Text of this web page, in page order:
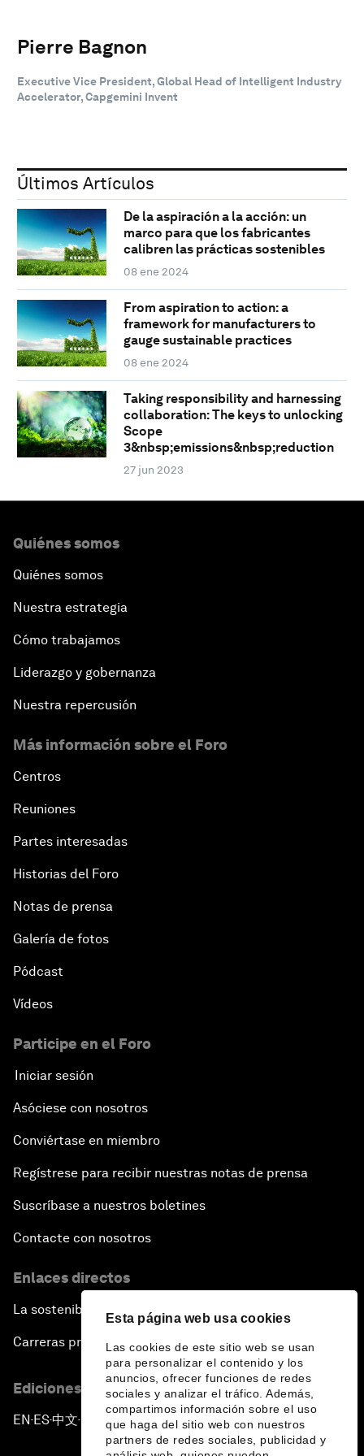
Esta página web usa cookies
Las cookies de este sitio web se usan
para personalizar el contenido y los
anuncios, ofrecer funciones de redes
sociales y analizar el tráfico. Además,
compartimos información sobre el uso
que haga del sitio web con nuestros
partners de redes sociales, publicidad y
Pierre Bagnon
Executive Vice President, Global Head of Intelligent Industry
Accelerator, Capgemini Invent
Últimos Artículos
De la aspiración a la acción: un
marco para que los fabricantes
calibren las prácticas sostenibles
08 ene 2024
From aspiration to action: a
framework for manufacturers to
gauge sustainable practices
08 ene 2024
Taking responsibility and harnessing
collaboration: The keys to unlocking
Scope
3&nbsp;emissions&nbsp;reduction
27 jun 2023
Quiénes somos
Quiénes somos
Nuestra estrategia
Cómo trabajamos
Liderazgo y gobernanza
Nuestra repercusión
Más información sobre el Foro
Centros
Reuniones
Partes interesadas
Historias del Foro
Notas de prensa
Galería de fotos
Pódcast
Vídeos
Participe en el Foro
Iniciar sesión
Asóciese con nosotros
Conviértase en miembro
Regístrese para recibir nuestras notas de prensa
Suscríbase a nuestros boletines
Contacte con nosotros
Enlaces directos
La sostenibilidad en el Foro
Carreras profesionales
Ediciones en otros idiomas
EN ▪ ES▪中文▪ 日本語